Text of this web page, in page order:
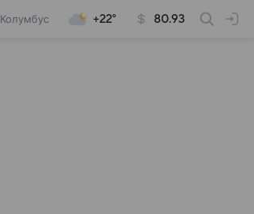
Колумбус +22° 80.93